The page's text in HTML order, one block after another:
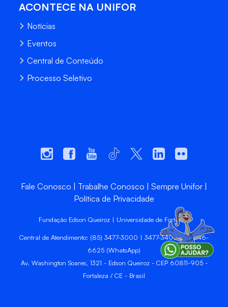
ACONTECE NA UNIFOR
Notícias
Eventos
Central de Conteúdo
Processo Seletivo
Fale Conosco Trabalhe Conosco
Sempre Unifor
Política de Privacidade
Fundação Edson Queiroz | Universidade de Fortaleza
Central de Atendimento: (85) 3477-3000 | 3477-3400 | 99246-
6625 (WhatsApp)
Av. Washington Soares, 1321 - Edson Queiroz - CEP 60811-905 -
Fortaleza / CE - Brasil